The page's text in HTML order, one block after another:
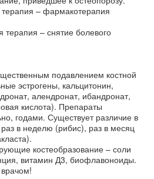
терапия – фармакотерапия
терапия – снятие болевого
подавлением костной
эстрогены, кальцитонин,
алендронат, ибандронат,
кислота). Препараты
годами. Существует различие в
в неделю (рибис), раз в месяц
костеобразование – соли
витамин Д3, биофлавоноиды.